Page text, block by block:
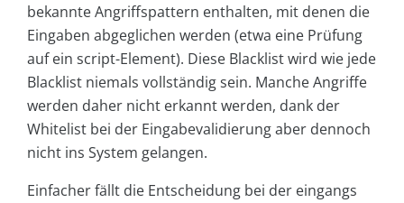
bekannte Angriffspattern enthalten, mit denen die
Eingaben abgeglichen werden (etwa eine Prüfung
auf ein script-Element). Diese Blacklist wird wie jede
Blacklist niemals vollständig sein. Manche Angriffe
werden daher nicht erkannt werden, dank der
Whitelist bei der Eingabevalidierung aber dennoch
nicht ins System gelangen.
Einfacher fällt die Entscheidung bei der eingangs